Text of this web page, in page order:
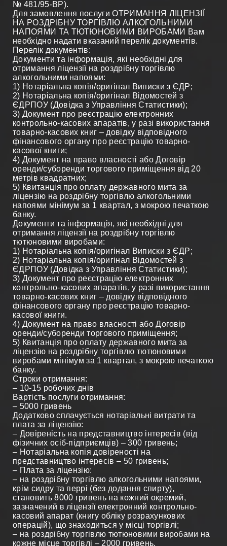
№ 481/95-ВР).
Для замовлення послуги ОТРИМАННЯ ЛІЦЕНЗІЇ
НА РОЗДРІБНУ ТОРГІВЛЮ АЛКОГОЛЬНИМИ
НАПОЯМИ ТА ТЮТЮНОВИМИ ВИРОБАМИ Вам
необхідно надати вказаний перелік документів.
Перелік документів:
Документи та інформація, які необхідні для
отримання ліцензії на роздрібну торгівлю
алкогольними напоями:
1) Нотаріальна копія/оригінал Виписки з ЄДР;
2) Нотаріальна копія/оригінал Відомостей з
ЄДРПОУ (Довідка з Управління Статистики);
3) Документ про реєстрацію електронних
контрольно-касових апаратів, у разі використання
товарно-касових книг – довідку відповідного
фінансового органу про реєстрацію товарно-
касової книги;
4) Документ на право власності або Договір
оренди/суборенди торгового приміщення від 20
метрів квадратних;
5) Квитанція про оплату державного мита за
ліцензію на роздрібну торгівлю алкогольними
напоями мінімум за 1 квартал, з мокрою печаткою
банку.
Документи та інформація, які необхідні для
отримання ліцензії на роздрібну торгівлю
тютюновими виробами:
1) Нотаріальна копія/оригінал Виписки з ЄДР;
2) Нотаріальна копія/оригінал Відомостей з
ЄДРПОУ (Довідка з Управління Статистики);
3) Документ про реєстрацію електронних
контрольно-касових апаратів, у разі використання
товарно-касових книг – довідку відповідного
фінансового органу про реєстрацію товарно-
касової книги.
4) Документ на право власності або Договір
оренди/суборенди торгового приміщення;
5) Квитанція про оплату державного мита за
ліцензію на роздрібну торгівлю тютюновими
виробами мінімум за 1 квартал, з мокрою печаткою
банку.
Строки отримання:
– 10-15 робочих днів
Вартість послуги отримання:
– 5000 гривень
Додатково сплачується нотаріальні витрати та
плата за ліцензію:
– Довіреність на представництво інтересів (від
фізичних осіб-підприємців) – 300 гривень;
– Нотаріальна копія довіреності на
представництво інтересів – 50 гривень;
– Плата за ліцензію:
– на роздрібну торгівлю алкогольними напоями,
крім сидру та перрі (без додання спирту),
становить 8000 гривень на кожний окремий,
зазначений в ліцензії електронний контрольно-
касовий апарат (книгу обліку розрахункових
операцій), що знаходиться у місці торгівлі;
– на роздрібну торгівлю тютюновими виробами на
кожне місце торгівлі – 2000 гривень.